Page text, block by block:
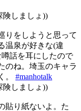
険しましょ))
りをしようと思って
温泉が好きな(違
話を耳にしたので
のね。埼玉のキャラ
。 #manhotalk
険しましょ))
貼り紙ないよ。た